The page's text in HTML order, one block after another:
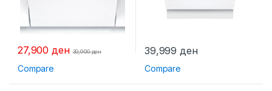
27,900ден 30,900ден
Compare
39,999ден
Compare